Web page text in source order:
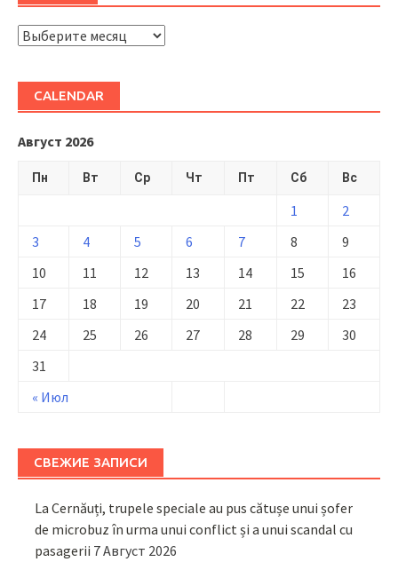
ARHIVĂ
CALENDAR
Август 2026
Пн Вт Ср Чт Пт Сб Вс
« Июл
1
2
3
4 5 6 7 8
9
10
11 12 13 14 15
16
17
18 19 20 21 22
23
24
25 26 27 28 29
30
31
СВЕЖИЕ ЗАПИСИ
La Cernăuți, trupele speciale au pus cătușe unui șofer
de microbuz în urma unui conflict și a unui scandal cu
pasagerii 7 Август 2026